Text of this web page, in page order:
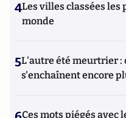
4Les villes classées
monde
5L'autre été meurtrier :
s'enchaînent encore
Ces mots piégés avec